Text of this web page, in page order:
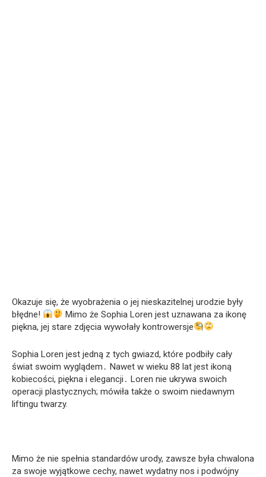
Okazuje się, że wyobrażenia o jej nieskazitelnej urodzie były
błędne!
Mimo że Sophia Loren jest uznawana za ikonę
piękna, jej stare zdjęcia wywołały kontrowersje
Sophia Loren jest jedną z tych gwiazd, które podbiły cały
świat swoim wyglądem․ Nawet w wieku 88 lat jest ikoną
kobiecości, piękna i elegancji․ Loren nie ukrywa swoich
operacji plastycznych; mówiła także o swoim niedawnym
liftingu twarzy.
Mimo że nie spełnia standardów urody, zawsze była chwalona
za swoje wyjątkowe cechy, nawet wydatny nos i podwójny